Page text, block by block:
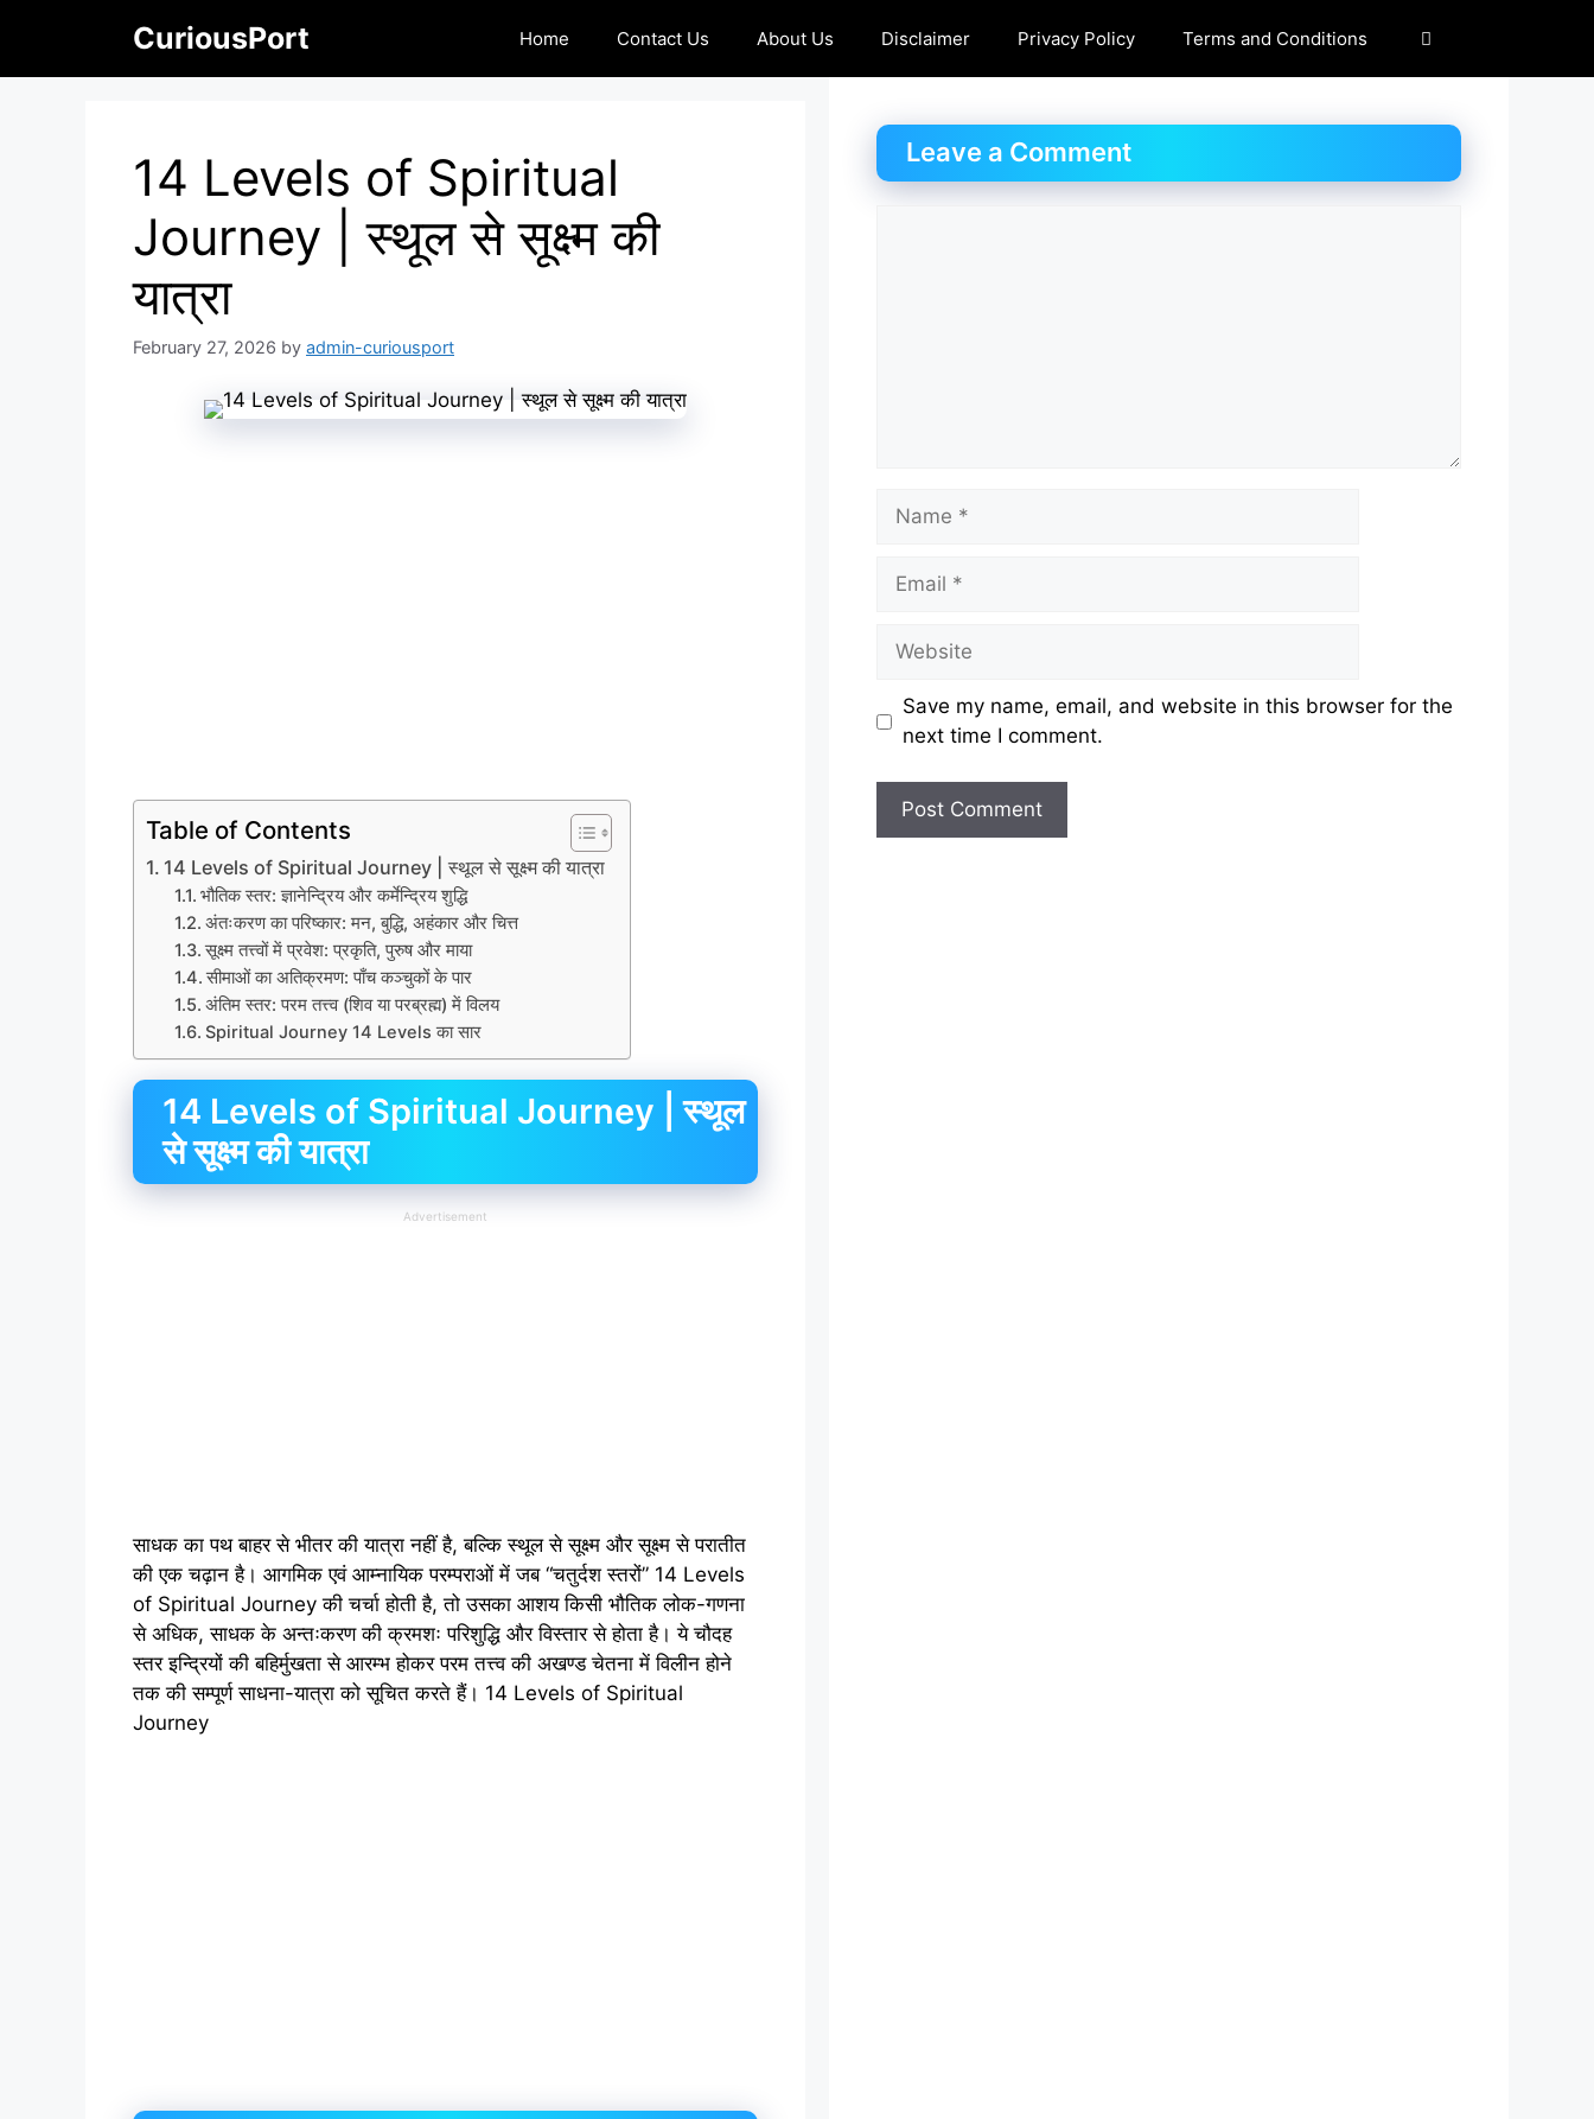
content
CuriousPort Home Contact Us About Us Disclaimer Privacy Policy Terms and Conditions
14 Levels of Spiritual
Journey | स्थूल से सूक्ष्म की
यात्रा
February 27, 2026 by admin-curiousport
Table of Contents
14 Levels of Spiritual Journey | स्थूल से सूक्ष्म की यात्रा
भौतिक स्तर: ज्ञानेन्द्रिय और कर्मेन्द्रिय शुद्धि
अंतःकरण का परिष्कार: मन, बुद्धि, अहंकार और चित्त
सूक्ष्म तत्त्वों में प्रवेश: प्रकृति, पुरुष और माया
सीमाओं का अतिक्रमण: पाँच कञ्चुकों के पार
अंतिम स्तर: परम तत्त्व (शिव या परब्रह्म) में विलय
Spiritual Journey 14 Levels का सार
14 Levels of Spiritual Journey | स्थूल
से सूक्ष्म की यात्रा
Advertisement
साधक का पथ बाहर से भीतर की यात्रा नहीं है, बल्कि स्थूल से सूक्ष्म और सूक्ष्म से परातीत
की एक चढ़ान है। आगमिक एवं आम्नायिक परम्पराओं में जब “चतुर्दश स्तरों” 14 Levels
of Spiritual Journey की चर्चा होती है, तो उसका आशय किसी भौतिक लोक-गणना
से अधिक, साधक के अन्तःकरण की क्रमशः परिशुद्धि और विस्तार से होता है। ये चौदह
स्तर इन्द्रियों की बहिर्मुखता से आरम्भ होकर परम तत्त्व की अखण्ड चेतना में विलीन होने
तक की सम्पूर्ण साधना-यात्रा को सूचित करते हैं। 14 Levels of Spiritual
Journey
Leave a Comment
Name
Email
Website
Save my name, email, and website in this browser for the
next time I comment.